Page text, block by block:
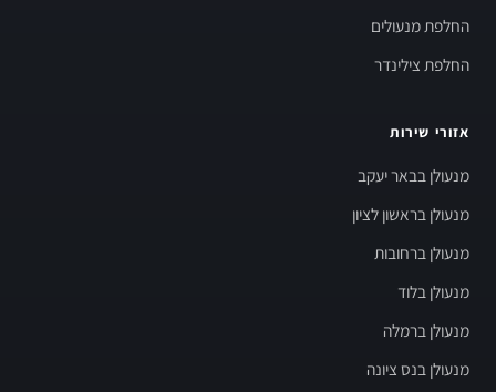
החלפת מנעולים
החלפת צילינדר
אזורי שירות
מנעולן בבאר יעקב
מנעולן בראשון לציון
מנעולן ברחובות
מנעולן בלוד
מנעולן ברמלה
מנעולן בנס ציונה